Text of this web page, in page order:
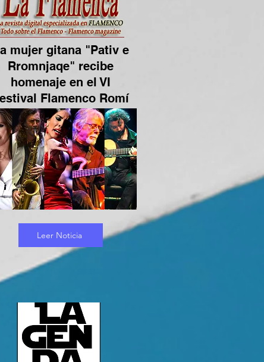
mujer gitana "Pativ e
Rromnjaqe" recibe
homenaje en el VI
Flamenco Romí
Leer Noticia